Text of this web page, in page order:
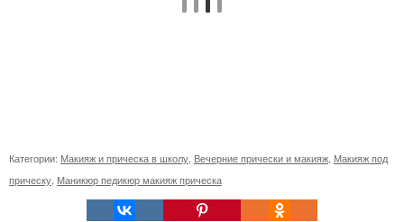
Категории: Макияж и прическа в школу Вечерние прически и макияж Макияж под
прическу Маникюр педикюр макияж прическа